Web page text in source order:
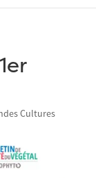
Cultures